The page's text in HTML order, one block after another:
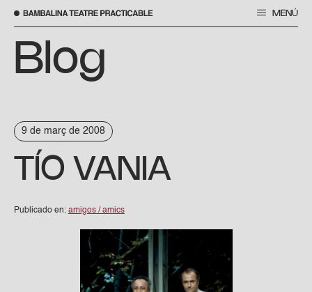
MENÚ
Blog
9 de març de 2008
TÍO VANIA
Publicado en: amigos / amics